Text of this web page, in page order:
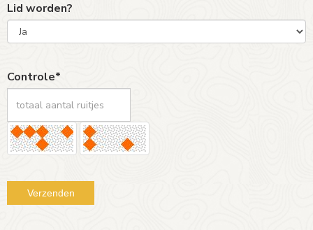
Lid worden?
Controle*
Verzenden